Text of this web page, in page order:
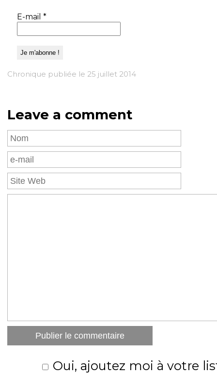
E-mail *
Chronique publiée le 25 juillet 2014
Leave a comment
Oui, ajoutez moi à votre